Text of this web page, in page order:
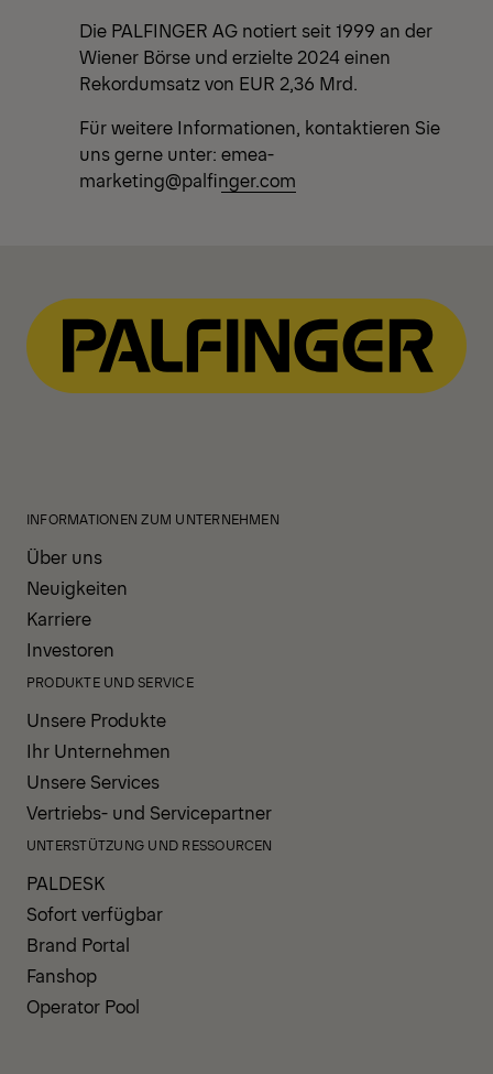
Die PALFINGER AG notiert seit 1999 an der
Wiener Börse und erzielte 2024 einen
Rekordumsatz von EUR 2,36 Mrd.
Für weitere Informationen, kontaktieren Sie
uns gerne unter: emea-
marketing@palfinger.com
INFORMATIONEN ZUM UNTERNEHMEN
Über uns
Neuigkeiten
Karriere
Investoren
PRODUKTE UND SERVICE
Unsere Produkte
Ihr Unternehmen
Unsere Services
Vertriebs- und Servicepartner
UNTERSTÜTZUNG UND RESSOURCEN
PALDESK
Sofort verfügbar
Brand Portal
Fanshop
Operator Pool